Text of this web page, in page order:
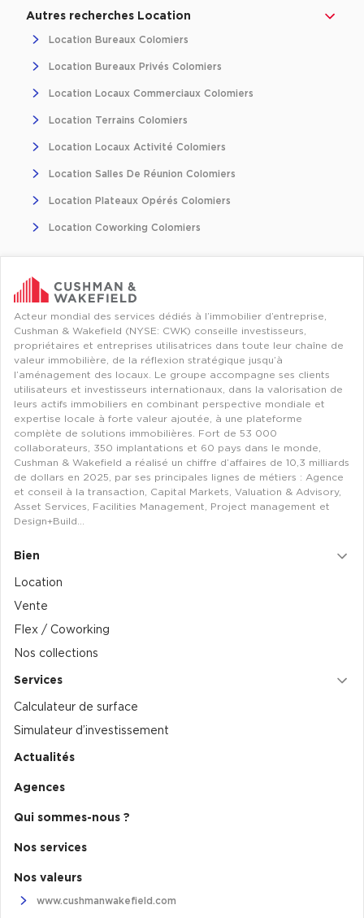
Autres recherches Location
Location Bureaux Colomiers
Location Bureaux Privés Colomiers
Location Locaux Commerciaux Colomiers
Location Terrains Colomiers
Location Locaux Activité Colomiers
Location Salles De Réunion Colomiers
Location Plateaux Opérés Colomiers
Location Coworking Colomiers
Acteur mondial des services dédiés à l’immobilier d’entreprise,
Cushman & Wakefield (NYSE: CWK) conseille investisseurs,
propriétaires et entreprises utilisatrices dans toute leur chaîne de
valeur immobilière, de la réflexion stratégique jusqu’à
l’aménagement des locaux. Le groupe accompagne ses clients
utilisateurs et investisseurs internationaux, dans la valorisation de
leurs actifs immobiliers en combinant perspective mondiale et
expertise locale à forte valeur ajoutée, à une plateforme
complète de solutions immobilières. Fort de 53 000
collaborateurs, 350 implantations et 60 pays dans le monde,
Cushman & Wakefield a réalisé un chiffre d’affaires de 10,3 milliards
de dollars en 2025, par ses principales lignes de métiers : Agence
et conseil à la transaction, Capital Markets, Valuation & Advisory,
Asset Services, Facilities Management, Project management et
Design+Build…
Bien
Location
Vente
Flex / Coworking
Nos collections
Services
Calculateur de surface
Simulateur d’investissement
Actualités
Agences
Qui sommes-nous ?
Nos services
Nos valeurs
www.cushmanwakefield.com